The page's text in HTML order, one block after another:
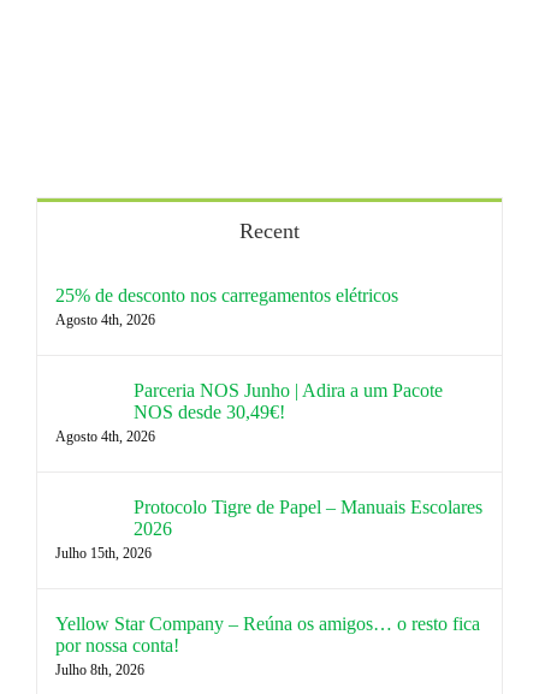
Recent
25% de desconto nos carregamentos elétricos
Agosto 4th, 2026
Parceria NOS Junho | Adira a um Pacote
NOS desde 30,49€!
Agosto 4th, 2026
Protocolo Tigre de Papel – Manuais Escolares
2026
Julho 15th, 2026
Yellow Star Company – Reúna os amigos… o resto fica
por nossa conta!
Julho 8th, 2026